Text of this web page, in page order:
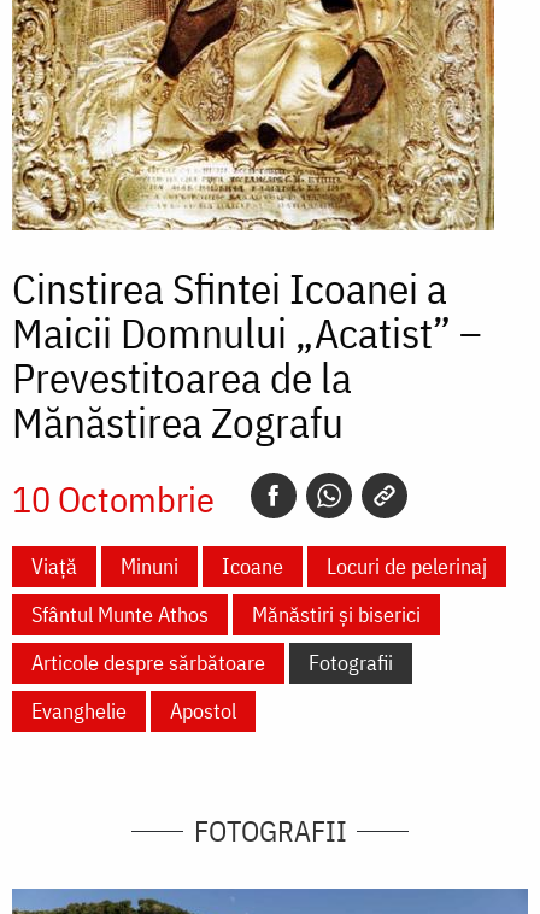
Cinstirea Sfintei Icoanei a
Maicii Domnului „Acatist” –
Prevestitoarea de la
Mănăstirea Zografu
10 Octombrie
Viață Minuni Icoane
Locuri de pelerinaj
Sfântul Munte Athos
Mănăstiri și biserici
Articole despre sărbătoare
Fotografii
Evanghelie
Apostol
FOTOGRAFII